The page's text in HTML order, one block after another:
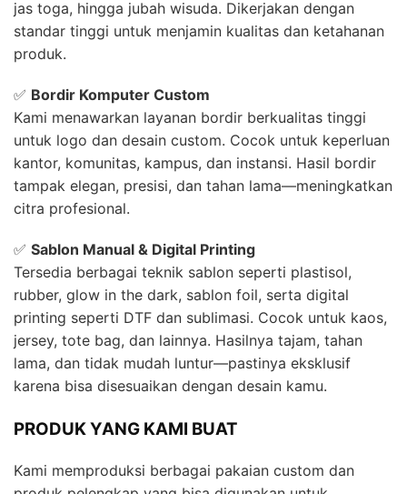
jas toga, hingga jubah wisuda. Dikerjakan dengan
standar tinggi untuk menjamin kualitas dan ketahanan
produk.
✅ Bordir Komputer Custom
Kami menawarkan layanan bordir berkualitas tinggi
untuk logo dan desain custom. Cocok untuk keperluan
kantor, komunitas, kampus, dan instansi. Hasil bordir
tampak elegan, presisi, dan tahan lama—meningkatkan
citra profesional.
✅ Sablon Manual & Digital Printing
Tersedia berbagai teknik sablon seperti plastisol,
rubber, glow in the dark, sablon foil, serta digital
printing seperti DTF dan sublimasi. Cocok untuk kaos,
jersey, tote bag, dan lainnya. Hasilnya tajam, tahan
lama, dan tidak mudah luntur—pastinya eksklusif
karena bisa disesuaikan dengan desain kamu.
PRODUK YANG KAMI BUAT
Kami memproduksi berbagai pakaian custom dan